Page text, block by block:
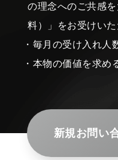
の理念へのご共感
料）」をお受けいた
・毎月の受け入れ人
・本物の価値を求
新規お問い